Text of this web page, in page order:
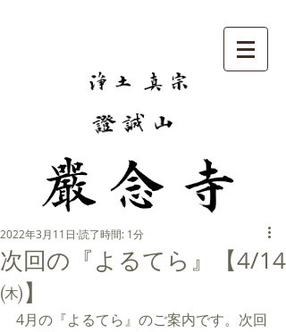
次回の『よるてら』【4/14
㈭】
2022年3月11日 読了時間: 1分
4月の『よるてら』のご案内です。次回